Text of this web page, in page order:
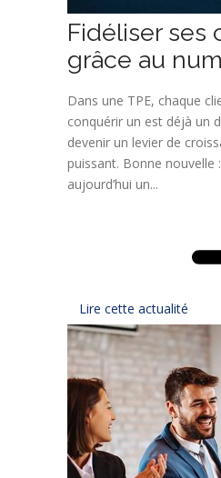
Fidéliser ses
grâce au
Dans une TPE, chaque
conquérir un est déjà un
devenir un levier de
puissant. Bonne nouvelle
aujourd’hui un...
Lire cette actualité